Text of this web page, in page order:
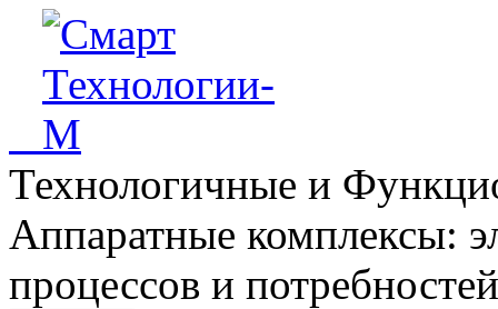
Технологичные и
Аппаратные комплексы:
процессов и